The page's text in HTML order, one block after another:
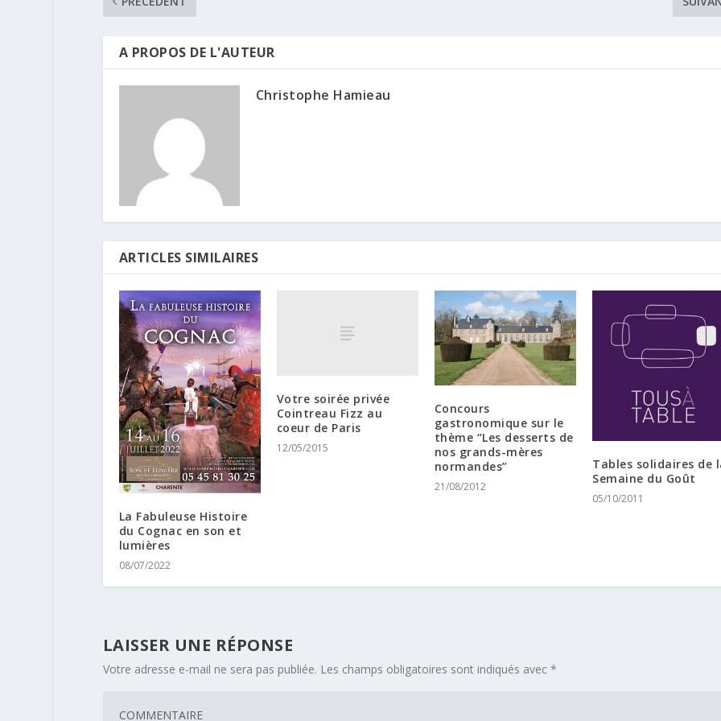
A PROPOS DE L'AUTEUR
Christophe Hamieau
ARTICLES SIMILAIRES
La Fabuleuse Histoire
du Cognac en son et
lumières
08/07/2022
Votre soirée privée
Cointreau Fizz au
coeur de Paris
12/05/2015
Concours
gastronomique sur le
thème “Les desserts de
nos grands-mères
normandes”
21/08/2012
Tables solidaires de
Semaine du Goût
05/10/2011
LAISSER UNE RÉPONSE
Votre adresse e-mail ne sera pas publiée. Les champs obligatoires sont indiqués avec *